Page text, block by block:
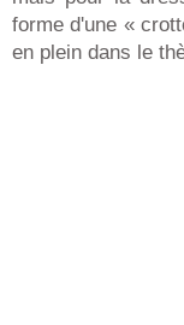
forme d'une «
en plein dans le